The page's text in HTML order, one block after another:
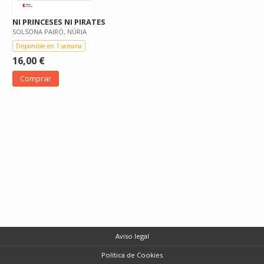
NI PRINCESES NI PIRATES
SOLSONA PAIRÓ, NÚRIA
Disponible en 1 semana
16,00 €
Comprar
Aviso legal
Política de Cookies